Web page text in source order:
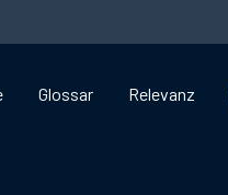
Glossar Relevanz